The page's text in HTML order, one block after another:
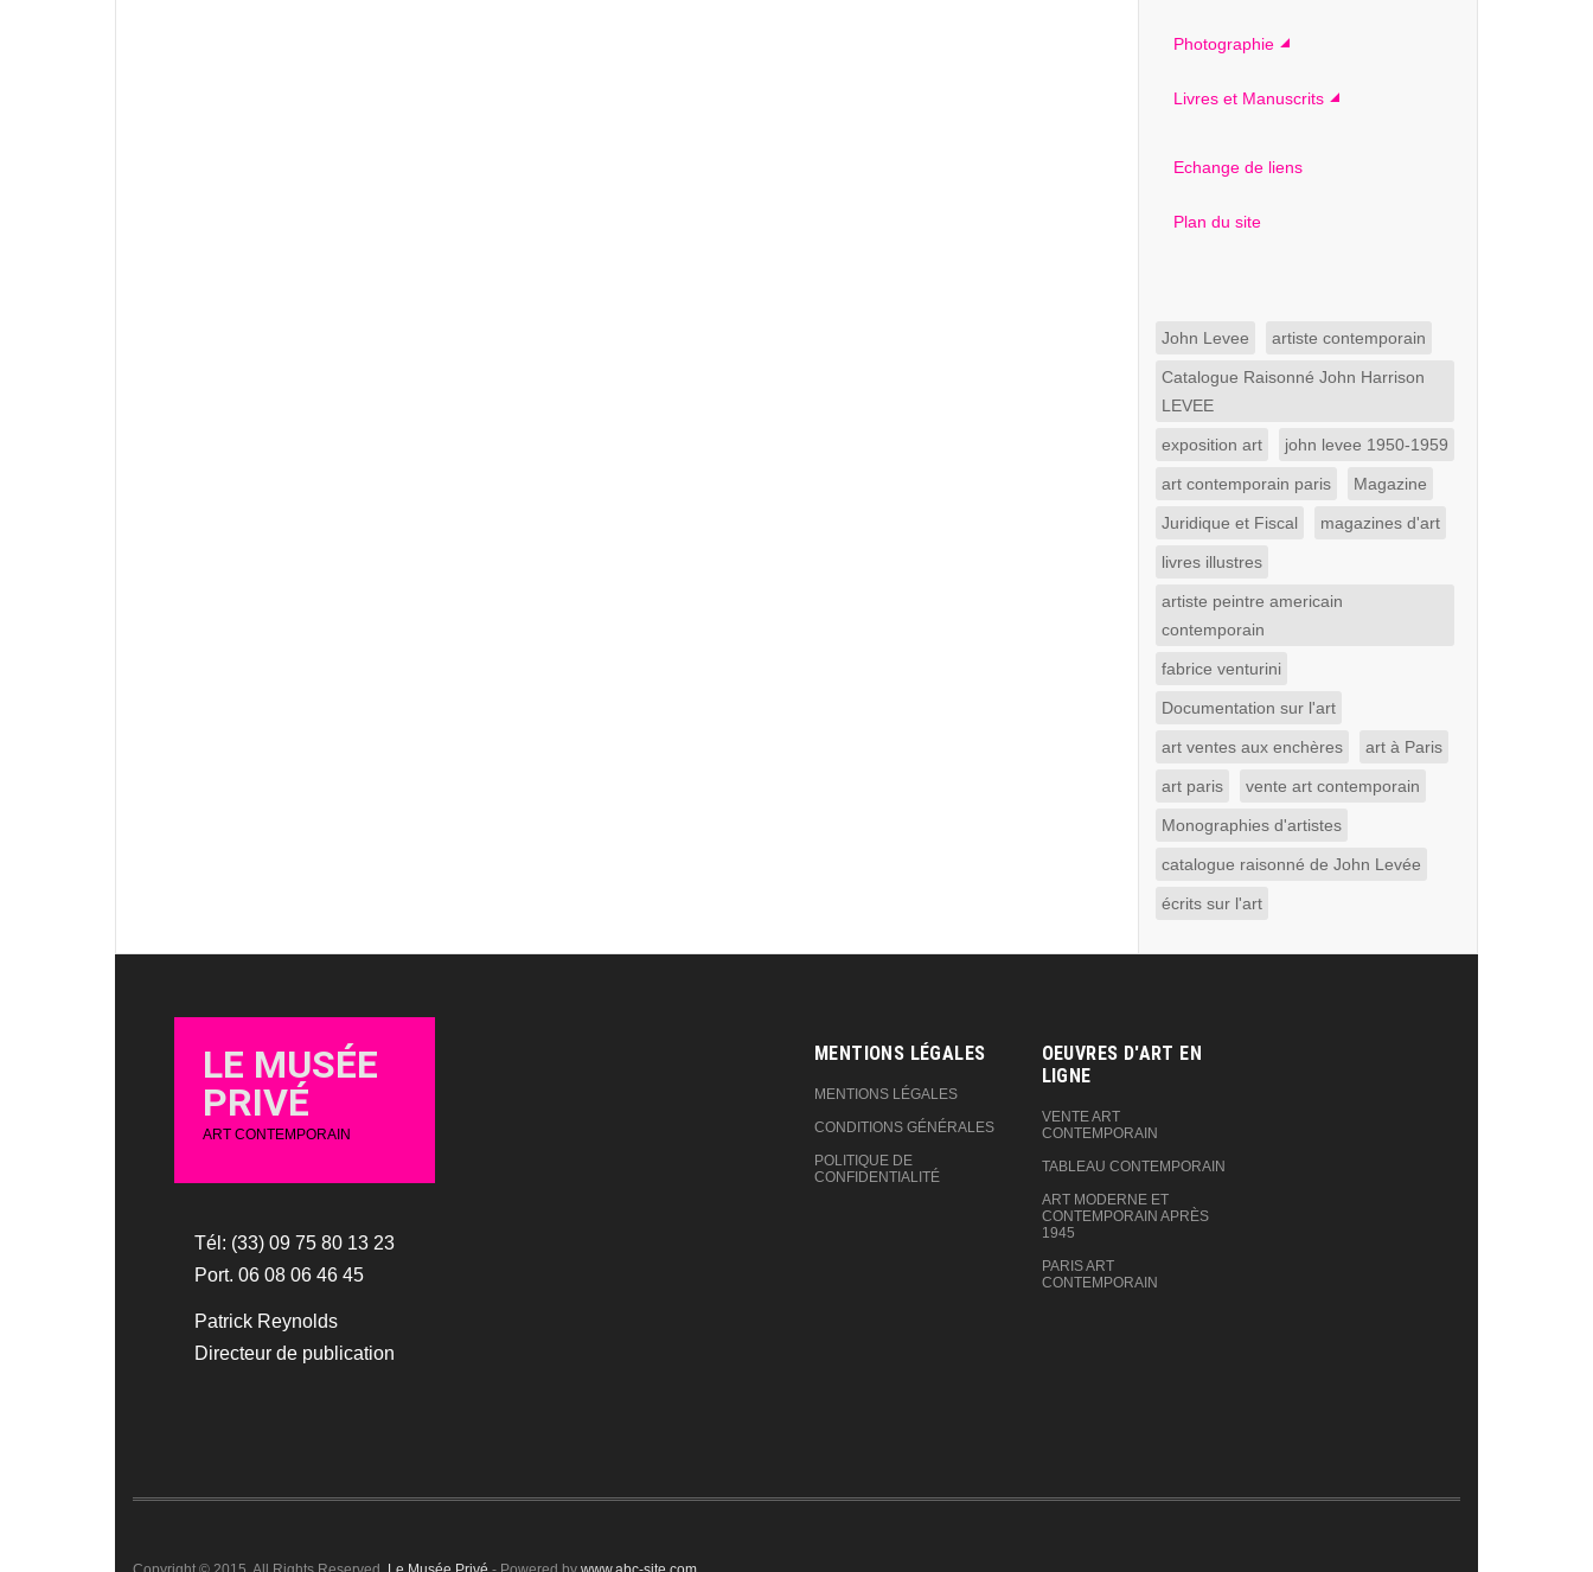
Photographie
Livres et Manuscrits
Echange de liens
Plan du site
John Levee artiste contemporain
Catalogue Raisonné John Harrison
LEVEE
exposition art john levee 1950-1959
art contemporain paris Magazine
Juridique et Fiscal magazines d'art
livres illustres
artiste peintre americain
contemporain
fabrice venturini
Documentation sur l'art
art ventes aux enchères art à Paris
art paris vente art contemporain
Monographies d'artistes
catalogue raisonné de John Levée
écrits sur l'art
LE MUSÉE
PRIVÉ
ART CONTEMPORAIN
Tél: (33) 09 75 80 13 23
Port. 06 08 06 46 45
Patrick Reynolds
Directeur de publication
MENTIONS LÉGALES
MENTIONS LÉGALES
CONDITIONS GÉNÉRALES
POLITIQUE DE
CONFIDENTIALITÉ
OEUVRES D'ART EN
LIGNE‎
VENTE ART
CONTEMPORAIN
TABLEAU CONTEMPORAIN
ART MODERNE ET
CONTEMPORAIN APRÈS
1945
PARIS ART
CONTEMPORAIN